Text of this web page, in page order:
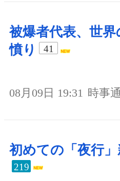
被爆者代表、世
憤り
41
08月09日 19:31 時事
初めての「夜行
219